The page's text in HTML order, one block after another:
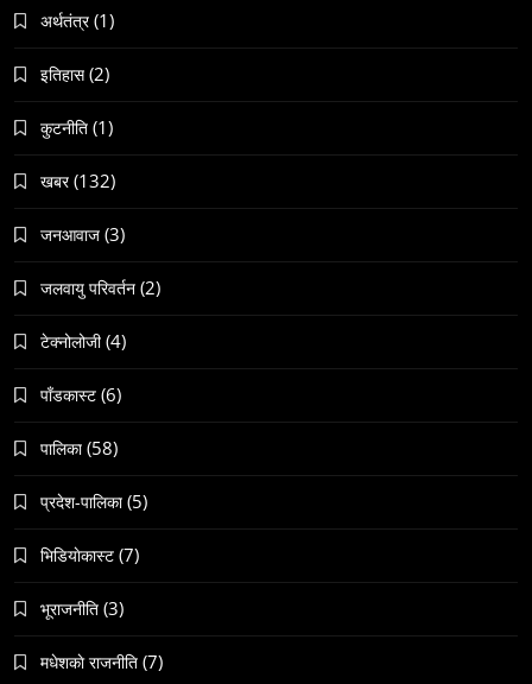
समाज
November 20, 2023
अर्थतंत्र (1)
इतिहास (2)
कुटनीति (1)
खबर (132)
जनआवाज (3)
जलवायु परिवर्तन (2)
टेक्नोलोजी (4)
पाँडकास्ट (6)
पालिका (58)
प्रदेश-पालिका (5)
भिडियाेकास्ट (7)
भूराजनीति (3)
मधेशकाे राजनीति (7)